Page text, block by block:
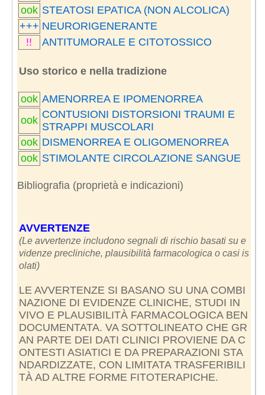
ook STEATOSI EPATICA (NON ALCOLICA)
+++ NEURORIGENERANTE
!!
ANTITUMORALE E CITOTOSSICO
Uso storico e nella tradizione
ook AMENORREA E IPOMENORREA
ook CONTUSIONI DISTORSIONI TRAUMI E
STRAPPI MUSCOLARI
ook DISMENORREA E OLIGOMENORREA
ook STIMOLANTE CIRCOLAZIONE SANGUE
Bibliografia (proprietà e indicazioni)
AVVERTENZE
(Le avvertenze includono segnali di rischio basati su e
videnze precliniche, plausibilità farmacologica o casi is
olati)
LE AVVERTENZE SI BASANO SU UNA COMBI
NAZIONE DI EVIDENZE CLINICHE, STUDI IN
VIVO E PLAUSIBILITÀ FARMACOLOGICA BEN
DOCUMENTATA. VA SOTTOLINEATO CHE GR
AN PARTE DEI DATI CLINICI PROVIENE DA C
ONTESTI ASIATICI E DA PREPARAZIONI STA
NDARDIZZATE, CON LIMITATA TRASFERIBILI
TÀ AD ALTRE FORME FITOTERAPICHE.